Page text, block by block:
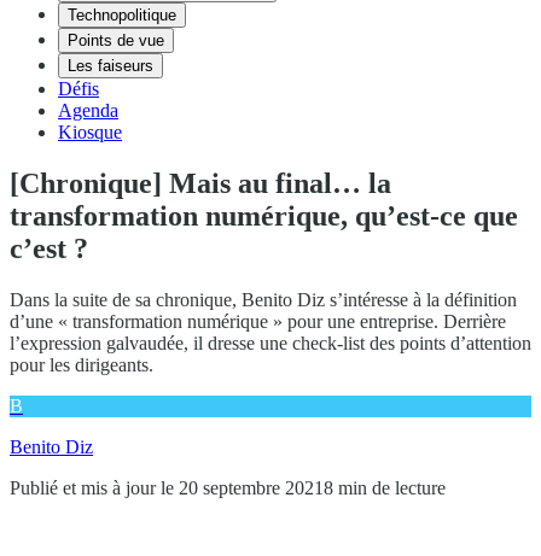
Technopolitique
Points de vue
Les faiseurs
Défis
Agenda
Kiosque
[Chronique] Mais au final… la
transformation numérique, qu’est-ce que
c’est ?
Dans la suite de sa chronique, Benito Diz s’intéresse à la définition
d’une « transformation numérique » pour une entreprise. Derrière
l’expression galvaudée, il dresse une check-list des points d’attention
pour les dirigeants.
B
Benito Diz
Publié et mis à jour le 20 septembre 20218 min de lecture